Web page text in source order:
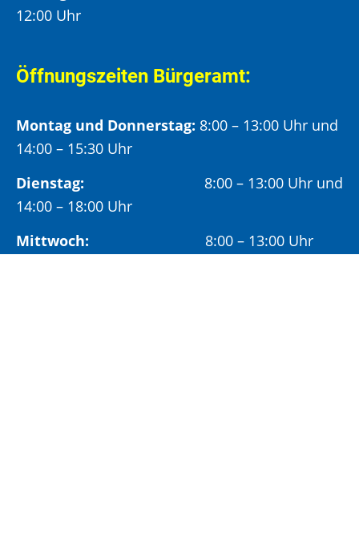
12:00 Uhr
Öffnungszeiten Bürgeramt:
Montag und Donnerstag: 8:00 – 13:00 Uhr und
14:00 – 15:30 Uhr
Dienstag: 8:00 – 13:00 Uhr und
14:00 – 18:00 Uhr
Mittwoch: 8:00 – 13:00 Uhr